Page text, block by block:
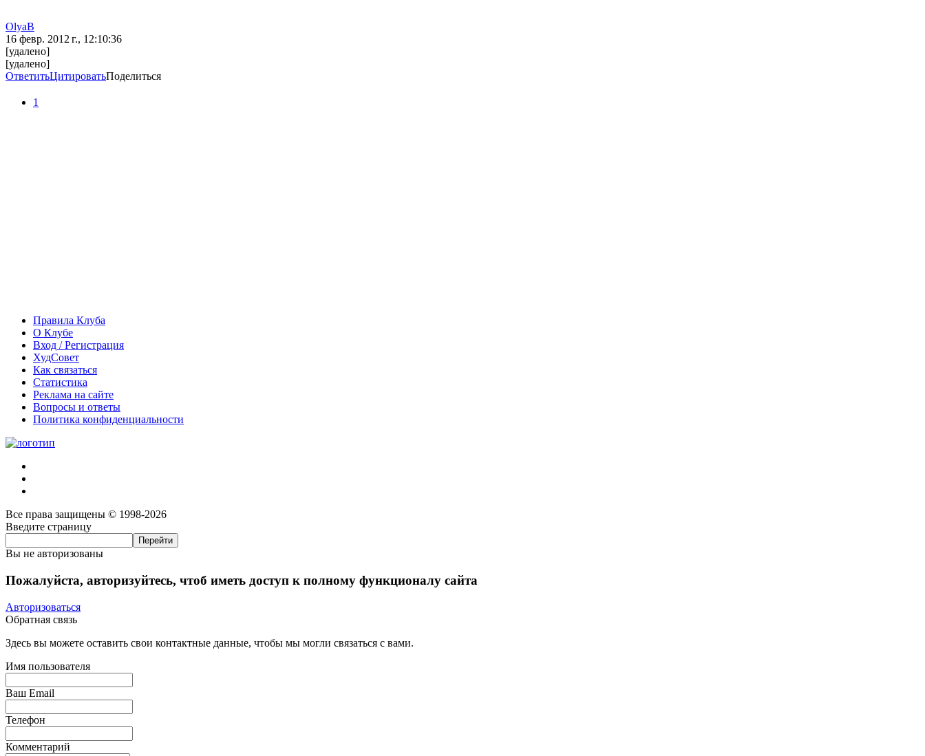
OlyaB
16 февр. 2012 г., 12:10:36
[удалено]
[удалено]
ОтветитьЦитироватьПоделиться
1
Правила Клуба
О Клубе
Вход / Регистрация
ХудСовет
Как связаться
Статистика
Реклама на сайте
Вопросы и ответы
Политика конфиденциальности
Все права защищены © 1998-2026
Введите страницу
Вы не авторизованы
Пожалуйста, авторизуйтесь, чтоб иметь доступ к полному функционалу сайта
Авторизоваться
Обратная связь
Здесь вы можете оставить свои контактные данные, чтобы мы могли связаться с вами.
Имя пользователя
Ваш Email
Телефон
Комментарий